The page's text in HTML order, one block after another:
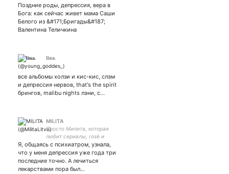
Поздние роды, депрессия, вера в
Бога: как сейчас живет мама Саши
Белого из &#171;Бригады&#187;
Валентина Теличкина
𝐥𝐢𝐧𝐚.
все альбомы холзи и кис-кис, слэм
и депрессия нервов, that's the spirit
брингов, malibu nights лэни, с…
MILITA
Просто Милита, которая
любит сериалы, rosè и
Испанию🇪🇸 физтешка
Я, общаясь с психиатром, узнала,
что у меня депрессия уже года три
последние точно. А лечиться
лекарствами пора был…